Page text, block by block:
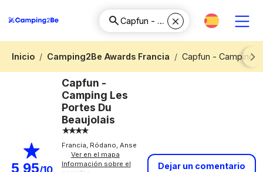
Inicio Camping2Be Awards Francia
Capfun - Camping
Next
5,95/10
Capfun -
Camping Les
Portes Du
Beaujolais
Francia, Ródano, Anse
Ver en el mapa
Información sobre el
Dejar un comentario